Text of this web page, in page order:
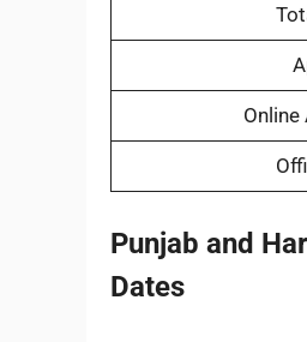
Online
Punjab and
Dates